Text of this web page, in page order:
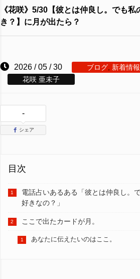
《花咲》5/30【彼とは仲良し。でも
き？】に月が出たら？
2026 / 05 / 30 ブログ 新着情報
花咲 亜未子
-
シェア
目次
電話占いあるある「彼とは仲良し。
好きなの？」
ここで出たカードが月。
あなたに伝えたいのはここ。